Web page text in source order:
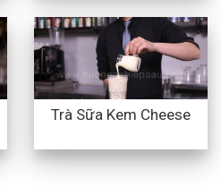
Trà Sữa Kem Cheese